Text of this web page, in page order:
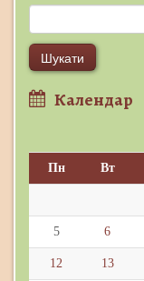
Календар
Пн Вт
5 6
12 13